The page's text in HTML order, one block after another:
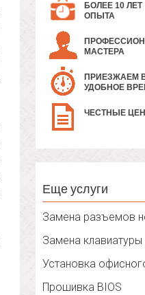
БОЛЕЕ 10 ЛЕТ
ОПЫТА
МАСТЕРА
ПРИЕЗЖАЕМ
УДОБНОЕ
ЧЕСТНЫЕ
Еще услуги
Замена разъемов
Замена клавиатуры
Установка
Прошивка BIOS